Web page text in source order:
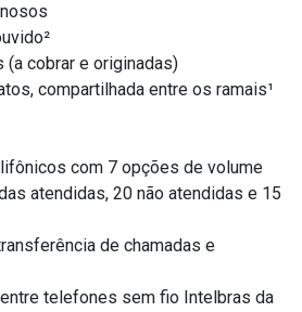
(a cobrar e originadas)
compartilhada entre os ramais¹
com 7 opções de volume
atendidas, 20 não atendidas e 15
de chamadas e
telefones sem fio Intelbras da